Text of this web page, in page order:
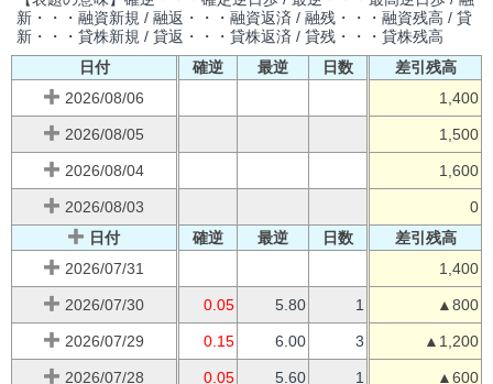
新・・・融資新規 / 融返・・・融資返済 / 融残・・・融資残高 / 貸
新・・・貸株新規 / 貸返・・・貸株返済 / 貸残・・・貸株残高
日付
確逆 最逆 日数
差引残高
2026/08/06
1,400
2026/08/05 1,500
2026/08/04 1,600
2026/08/03
0
日付
確逆 最逆 日数
差引残高
2026/07/31
1,400
2026/07/30 0.05 5.80 1 ▲800
2026/07/29 0.15 6.00 3 ▲1,200
2026/07/28 0.05 5.60 1 ▲600